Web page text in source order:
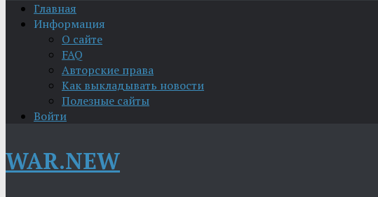
Главная
Информация
О сайте
FAQ
Авторские права
Как выкладывать новости
Полезные сайты
Войти
WAR.NEW